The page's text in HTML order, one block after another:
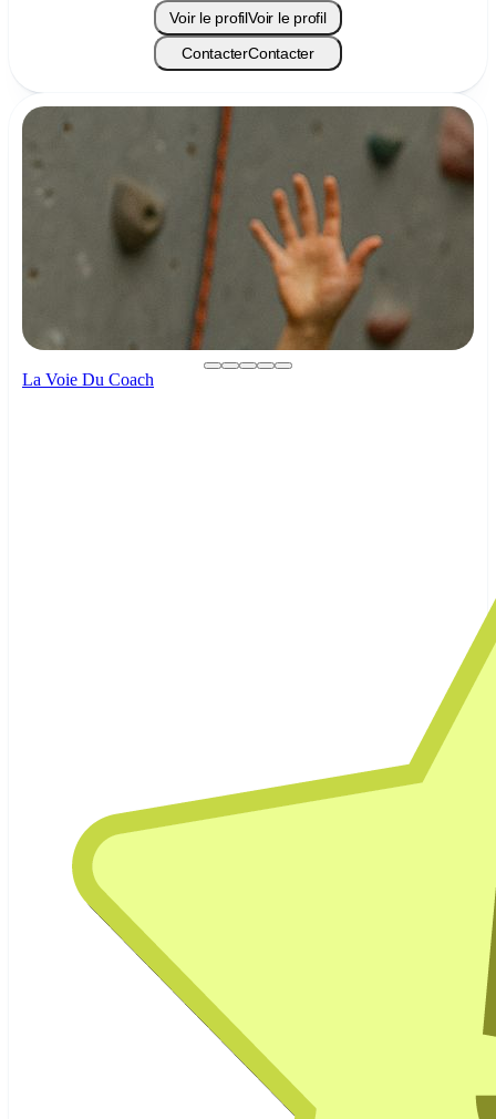
Voir le profilVoir le profil
ContacterContacter
La Voie Du Coach